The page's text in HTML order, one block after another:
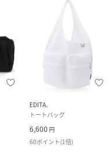
EDITA.
トートバッグ
6,600 円
60ポイント(1倍)